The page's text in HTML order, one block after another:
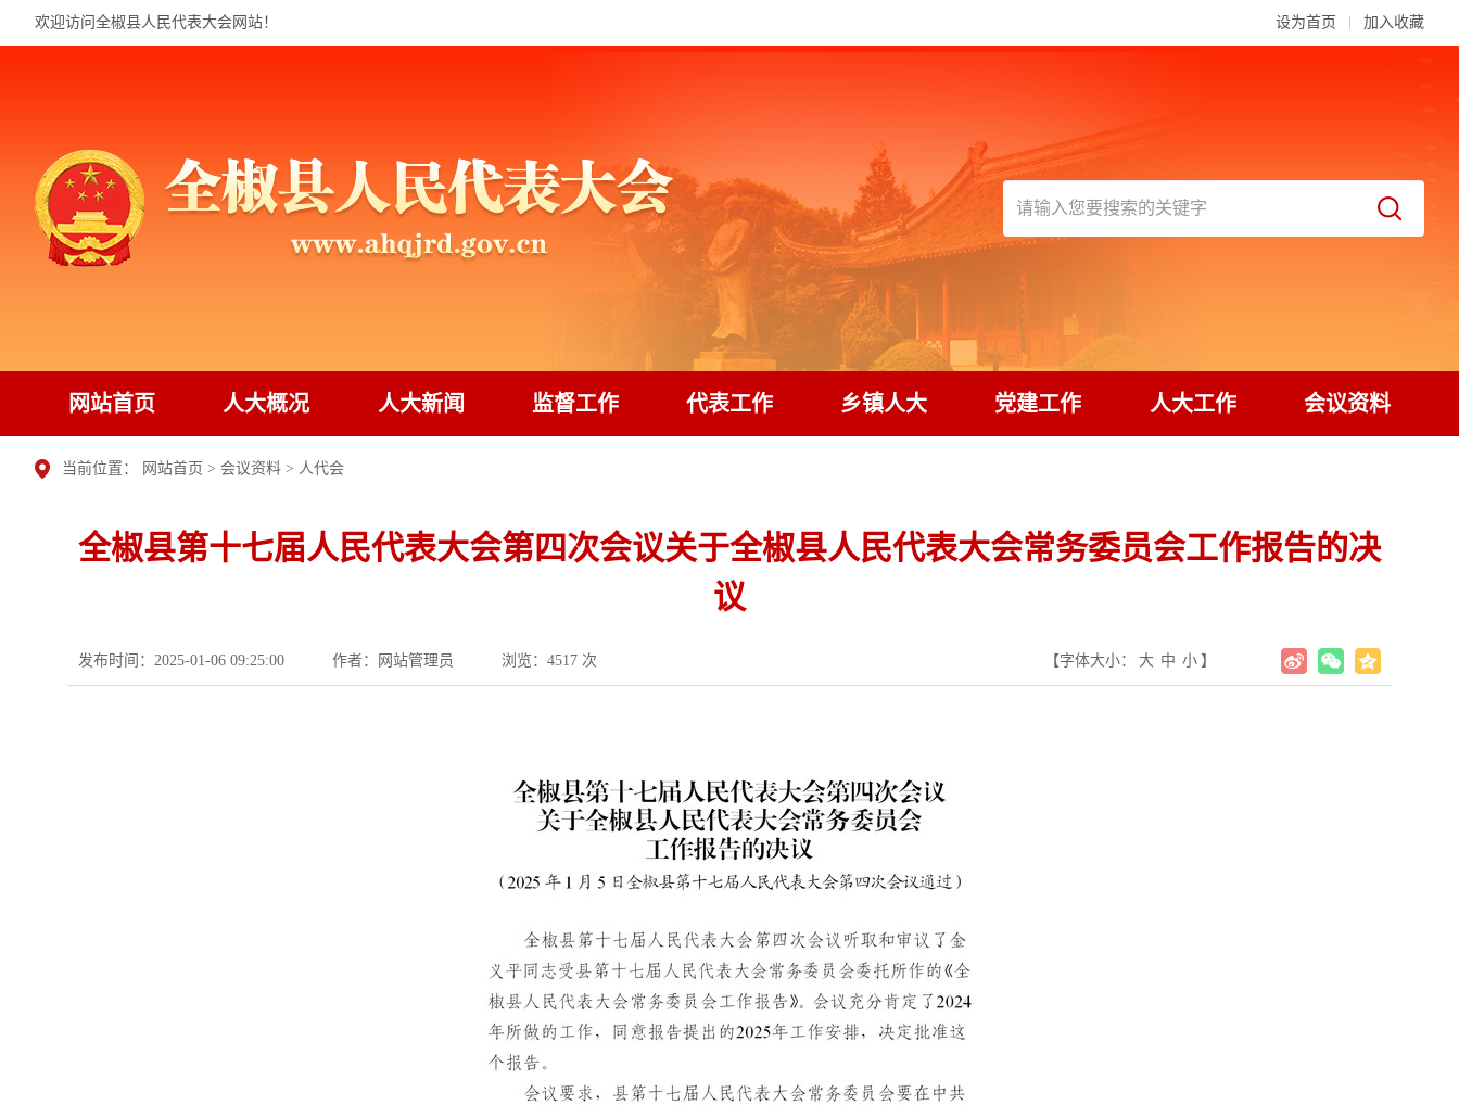
欢迎访问全椒县人民代表大会网站！ 设为首页 加入收藏
网站首页 人大概况 人大新闻 监督工作 代表工作 乡镇人大 党建工作 人大工作 会议资料
当前位置： 网站首页 > 会议资料 > 人代会
全椒县第十七届人民代表大会第四次会议关于全椒县人民代表大会常务委员会工作报告的决
议
发布时间：2025-01-06 09:25:00 作者：网站管理员 浏览：4517 次 【字体大小： 大 中 小 】